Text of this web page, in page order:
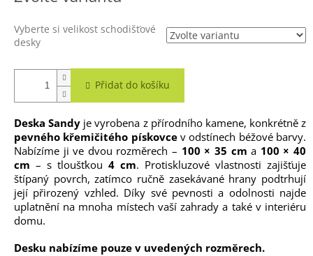
Vyberte si velikost schodišťové
desky
Přidat do košíku
Deska Sandy je vyrobena z přírodního kamene, konkrétně z
pevného křemičitého pískovcev odstínech béžové barvy.
Nabízíme ji ve dvou rozměrech – 100 × 35 cm a 100 × 40
cm – s tloušťkou 4 cm. Protiskluzové vlastnosti zajišťuje
štípaný povrch, zatímco ručně zasekávané hrany podtrhují
její přirozený vzhled. Díky své pevnosti a odolnosti najde
uplatnění na mnoha místech vaší zahrady a také v interiéru
domu.
Desku nabízíme pouze v uvedených rozměrech.